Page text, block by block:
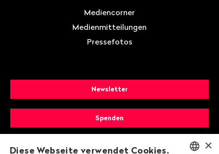
Mediencorner
Medienmitteilungen
Pressefotos
Newsletter
Spenden
Mitglied werden ×
Diese Webseite verwendet Cookies.